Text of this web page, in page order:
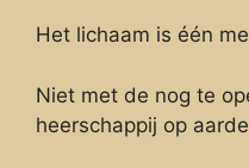
Het lichaam is één
Niet met de nog te
heerschappij op